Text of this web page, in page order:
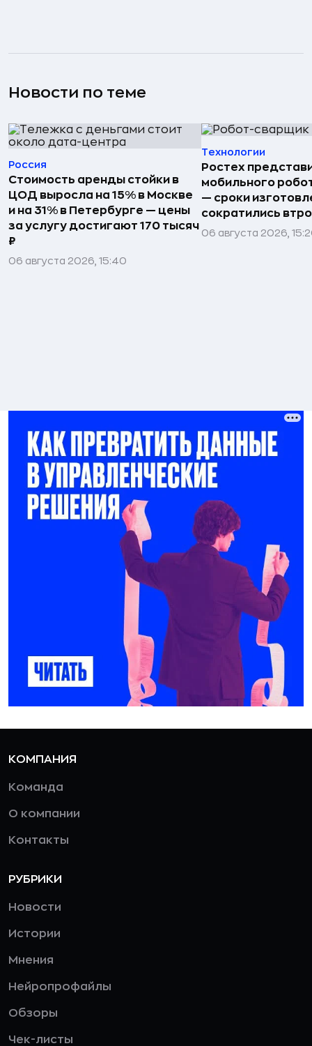
Новости по теме
Россия
Стоимость аренды стойки в
ЦОД выросла на 15% в Москве
и на 31% в Петербурге — цены
за услугу достигают 170 тысяч
₽
06 августа 2026, 15:40
Технологии
Ростех
мобильного
— сроки
сократились
06 августа 2026,
КОМПАНИЯ
Команда
О компании
Контакты
РУБРИКИ
Новости
Истории
Мнения
Нейропрофайлы
Обзоры
Чек-листы